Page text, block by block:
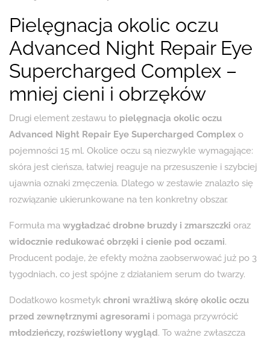
Pielęgnacja okolic oczu
Advanced Night Repair Eye
Supercharged Complex –
mniej cieni i obrzęków
Drugi element zestawu to pielęgnacja okolic oczu
Advanced Night Repair Eye Supercharged Complex o
pojemności 15 ml. Okolice oczu są niezwykle wymagające:
skóra jest cieńsza, łatwiej reaguje na przesuszenie i szybciej
ujawnia oznaki zmęczenia. Dlatego w zestawie znalazło się
rozwiązanie ukierunkowane na ten konkretny obszar.
Formuła ma wygładzać drobne bruzdy i zmarszczki oraz
widocznie redukować obrzęki i cienie pod oczami.
Producent podaje, że efekty można zaobserwować już po 3
tygodniach, co jest spójne z działaniem serum do twarzy.
Dodatkowo kosmetyk chroni wrażliwą skórę okolic oczu
przed zewnętrznymi agresorami i pomaga przywrócić
młodzieńczy, rozświetlony wygląd. To ważne zwłaszcza